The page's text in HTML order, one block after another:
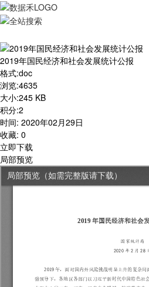
2019年国民经济和社会发展统计公报
格式:doc
浏览:4635
大小:245 KB
积分:2
时间: 2020年02月29日
收藏: 0
立即下载
局部预览